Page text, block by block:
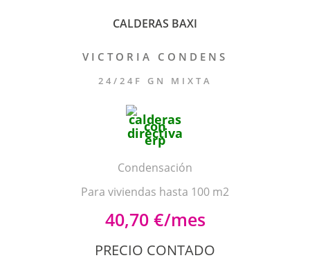
CALDERAS BAXI
VICTORIA CONDENS
24/24F GN MIXTA
Condensación
Para viviendas hasta 100 m2
40,70 €/mes
PRECIO CONTADO